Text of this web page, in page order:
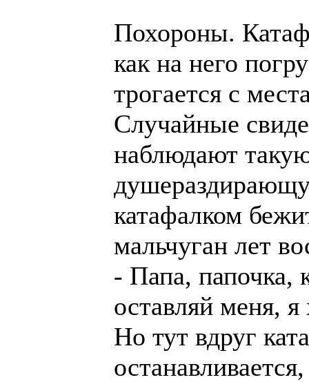
Похороны.
как на него
трогается с
Случайные
наблюдают
катафалком
мальчуган лет
- Папа, папочка,
оставляй меня,
Hо тут вдруг